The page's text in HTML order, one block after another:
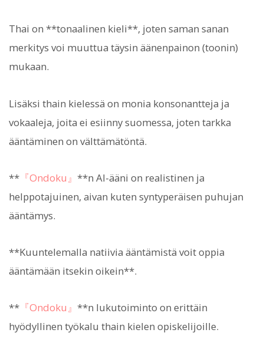
Thai on **tonaalinen kieli**, joten saman sanan
merkitys voi muuttua täysin äänenpainon (toonin)
mukaan.
Lisäksi thain kielessä on monia konsonantteja ja
vokaaleja, joita ei esiinny suomessa, joten tarkka
ääntäminen on välttämätöntä.
** 『Ondoku』 **n AI-ääni on realistinen ja
helppotajuinen, aivan kuten syntyperäisen puhujan
ääntämys.
**Kuuntelemalla natiivia ääntämistä voit oppia
ääntämään itsekin oikein**.
** 『Ondoku』 **n lukutoiminto on erittäin
hyödyllinen työkalu thain kielen opiskelijoille.